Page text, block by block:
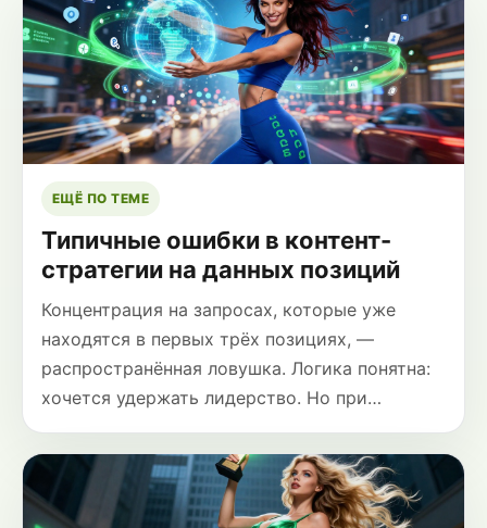
ЕЩЁ ПО ТЕМЕ
Типичные ошибки в контент-
стратегии на данных позиций
Концентрация на запросах, которые уже
находятся в первых трёх позициях, —
распространённая ловушка. Логика понятна:
хочется удержать лидерство. Но при…